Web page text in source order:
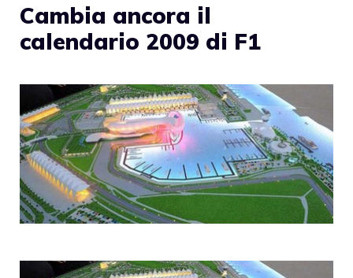
Cambia ancora il
calendario 2009 di F1